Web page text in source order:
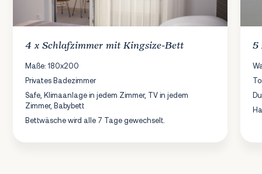
4 xSchlafzimmer mit Kingsize-Bett
Maße: 180x200
Privates Badezimmer
Safe, Klimaanlage in jedem Zimmer, TV in jedem
Zimmer, Babybett
Bettwäsche wird alle 7 Tage gewechselt.
5